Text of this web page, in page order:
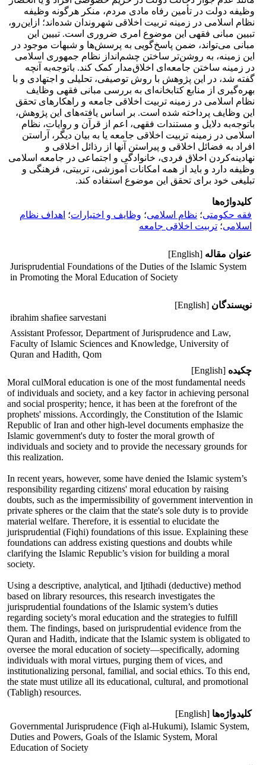
وظیفه دولت در تأمین رفاه مادی مردم، منکر هرگونه وظیفه
نظام اسلامی در زمینه تربیت اخلاقی شهروندان شده‌اند؛ ازاین‌رو،
تبیین مبانی فقهی این موضوع امری ضروری است. تبیین این
مبانی می‌تواند، ضمن پاسخ‌گویی به پرسش‌ها و شبهات موجود در
این زمینه، به روشن‌تر ساختن چشم‌انداز نظام جمهوری اسلامی
در زمینه ساختن جامعه‌ای اخلاق‌مدار کمک کند. باتوجه‌به آنچه
گفته شد، در این پژوهش با روش توصیفی، تحلیلی و اجتهادی و با
بهره‌گیری از منابع کتابخانه‌ای به بررسی مبانی فقهی وظایف
نظام اسلامی در زمینه تربیت اخلاقی جامعه و راهکارهای تحقق
این وظایف پرداخته شده است. بر اساس یافته‌های این پژوهش،
باتوجه‌به دلایل و مستندات فقهی، اعم از قرآن و روایات، نظام
اسلامی در زمینه تربیت اخلاقی جامعه یا به بیان دیگر، آراستن
افراد به فضائل اخلاقی و پیراستن آنها از رذائل اخلاقی و
نهادینه‌کردن اخلاق فردی، خانوادگی و اجتماعی در جامعه اسلامی
وظیفه دارد و باید از همه امکانات آموزشی، تربیتی، فرهنگی و
تبلیغی خود برای تحقق این موضوع استفاده کند.
کلیدواژه‌ها
فقه حکومتی؛ نظام اسلامی؛ وظایف و اختیارات؛ اهداف نظام
اسلامی؛ تربیت اخلاقی جامعه
عنوان مقاله [English]
Jurisprudential Foundations of the Duties of the Islamic System
in Promoting the Moral Education of Society
نویسندگان [English]
ibrahim shafiee sarvestani
Assistant Professor, Department of Jurisprudence and Law,
Faculty of Islamic Sciences and Knowledge, University of
Quran and Hadith, Qom
چکیده [English]
Moral culMoral education is one of the most fundamental needs
of individuals and society, and a key factor in achieving personal
and social prosperity; hence, it has been at the forefront of the
prophets' missions. Accordingly, the Constitution of the Islamic
Republic of Iran and other high-level documents emphasize the
Islamic government's duty to foster the moral growth of
individuals and society and to provide the necessary grounds for
this realization.
In recent years, however, some have denied the Islamic system’s
responsibility regarding citizens' moral education by raising
doubts, such as the impermissibility of government intervention in
private spheres or the claim that the state's sole duty is to provide
material welfare. Therefore, it is essential to elucidate the
jurisprudential (Fiqhi) foundations of this issue. Explaining these
foundations can address existing questions and doubts while
clarifying the Islamic Republic’s vision for building a moral
society.
Using a descriptive, analytical, and Ijtihadi (deductive) method
based on library resources, this research investigates the
jurisprudential foundations of the Islamic system’s duties
regarding society's moral education and the strategies to fulfill
them. The findings, based on jurisprudential evidence from the
Quran and Hadith, indicate that the Islamic system is obligated to
oversee the moral education of society—specifically, adorning
individuals with moral virtues, purging them of vices, and
institutionalizing personal, familial, and social ethics. To this end,
the state must utilize all its educational, cultural, and promotional
(Tabligh) resources.
کلیدواژه‌ها [English]
Governmental Jurisprudence (Fiqh al-Hukumi), Islamic System,
Duties and Powers, Goals of the Islamic System, Moral
Education of Society